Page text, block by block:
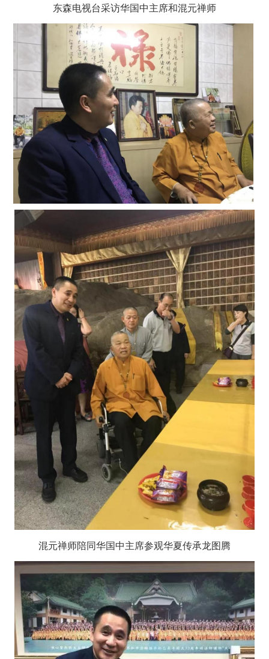
东森电视台采访华国中主席和混元禅师
混元禅师陪同华国中主席参观华夏传承龙图腾